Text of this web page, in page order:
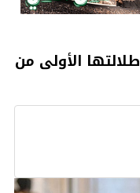
الأولى من